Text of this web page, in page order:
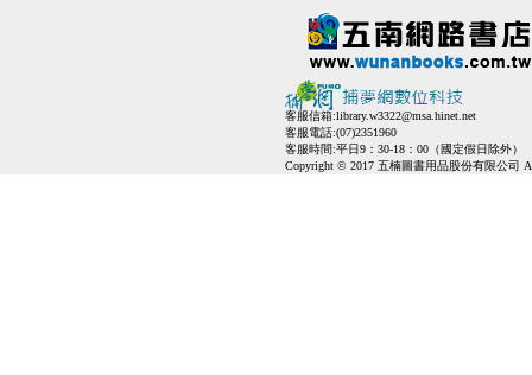
客服信箱:library.w3322@msa.hinet.net
客服電話:(07)2351960
客服時間:平日9：30-18：00（國定假日除外）
Copyright © 2017 五楠圖書用品股份有限公司